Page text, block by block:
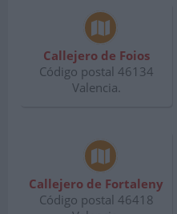
Callejero de Foios
Código postal 46134
Valencia.
Callejero de Fortaleny
Código postal 46418